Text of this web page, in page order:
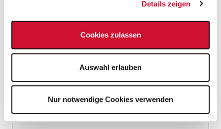
Details zeigen
Cookies zulassen
Auswahl erlauben
Nur notwendige Cookies verwenden
Gesundheitsmaßnahmen